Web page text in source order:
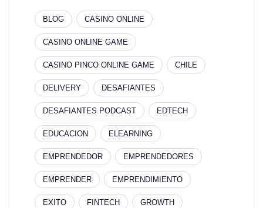
BLOG CASINO ONLINE
CASINO ONLINE GAME
CASINO PINCO ONLINE GAME CHILE
DELIVERY DESAFIANTES
DESAFIANTES PODCAST EDTECH
EDUCACION ELEARNING
EMPRENDEDOR EMPRENDEDORES
EMPRENDER EMPRENDIMIENTO
EXITO FINTECH GROWTH